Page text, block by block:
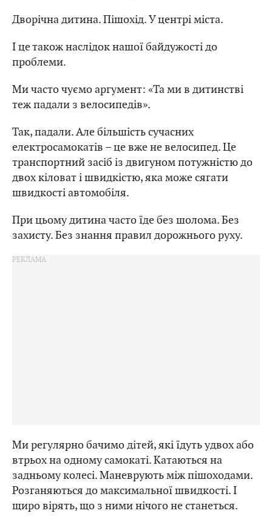
Дворічна дитина. Пішохід. У центрі міста.
І це також наслідок нашої байдужості до
проблеми.
Ми часто чуємо аргумент: «Та ми в дитинстві
теж падали з велосипедів».
Так, падали. Але більшість сучасних
електросамокатів – це вже не велосипед. Це
транспортний засіб із двигуном потужністю до
двох кіловат і швидкістю, яка може сягати
швидкості автомобіля.
При цьому дитина часто їде без шолома. Без
захисту. Без знання правил дорожнього руху.
Ми регулярно бачимо дітей, які їдуть удвох або
втрьох на одному самокаті. Катаються на
задньому колесі. Маневрують між пішоходами.
Розганяються до максимальної швидкості. І
щиро вірять, що з ними нічого не станеться.